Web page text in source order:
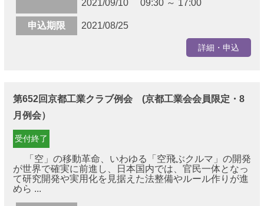
2021/09/10 09:30 ～ 17:00
申込期限 2021/08/25
詳細・申込
第652回京都工業クラブ例会 (京都工業会会員限定・8
月例会）
受付終了
「空」の移動革命、いわゆる「空飛ぶクルマ」の開発
が世界で確実に前進し、日本国内では、官民一体となっ
て研究開発や実用化を見据えた法整備やルール作りが進
めら ...